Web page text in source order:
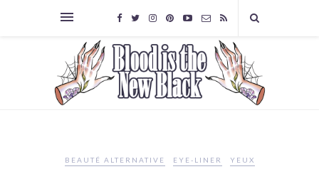
BEAUTÉ ALTERNATIVE EYE-LINER YEUX